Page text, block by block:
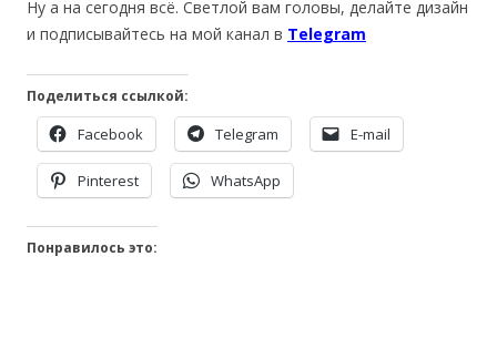
Ну а на сегодня всё. Светлой вам головы, делайте дизайн
и подписывайтесь на мой канал в Telegram
Поделиться ссылкой:
Facebook Telegram E-mail
Pinterest WhatsApp
Понравилось это: